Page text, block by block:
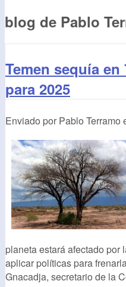
blog de Pablo
Temen sequía
para 2025
Enviado por Pablo Terramo
planeta estará afectado por
aplicar políticas para
Gnacadja, secretario de la